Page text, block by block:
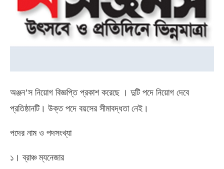
অঞ্জন’স নিয়োগ বিজ্ঞপ্তি প্রকাশ করেছে । দুটি পদে নিয়োগ দেবে
প্রতিষ্ঠানটি। উক্ত পদে বয়সের সীমাবদ্ধতা নেই।
পদের নাম ও পদসংখ্যা
১। ব্রাঞ্চ ম্যনেজার